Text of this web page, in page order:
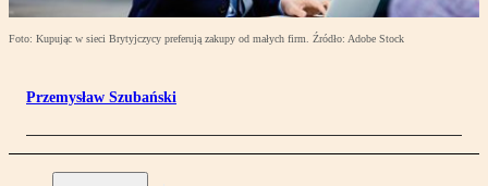
Foto: Kupując w sieci Brytyjczycy preferują zakupy od małych firm. Źródło: Adobe Stock
Przemysław Szubański